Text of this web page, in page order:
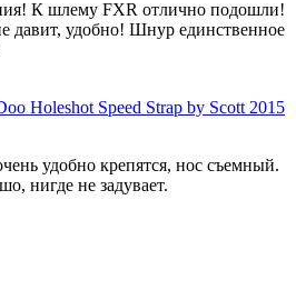
К шлему FXR отлично подошли!
давит, удобно! Шнур единственное
Holeshot Speed Strap by Scott 2015
удобно крепятся, нос съемный.
нигде не задувает.